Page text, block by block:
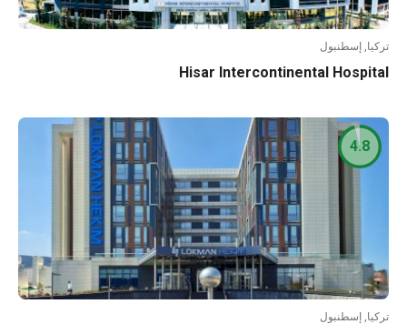
تركيا, إسطنبول
Hisar Intercontinental Hospital
تركيا, إسطنبول
4.8